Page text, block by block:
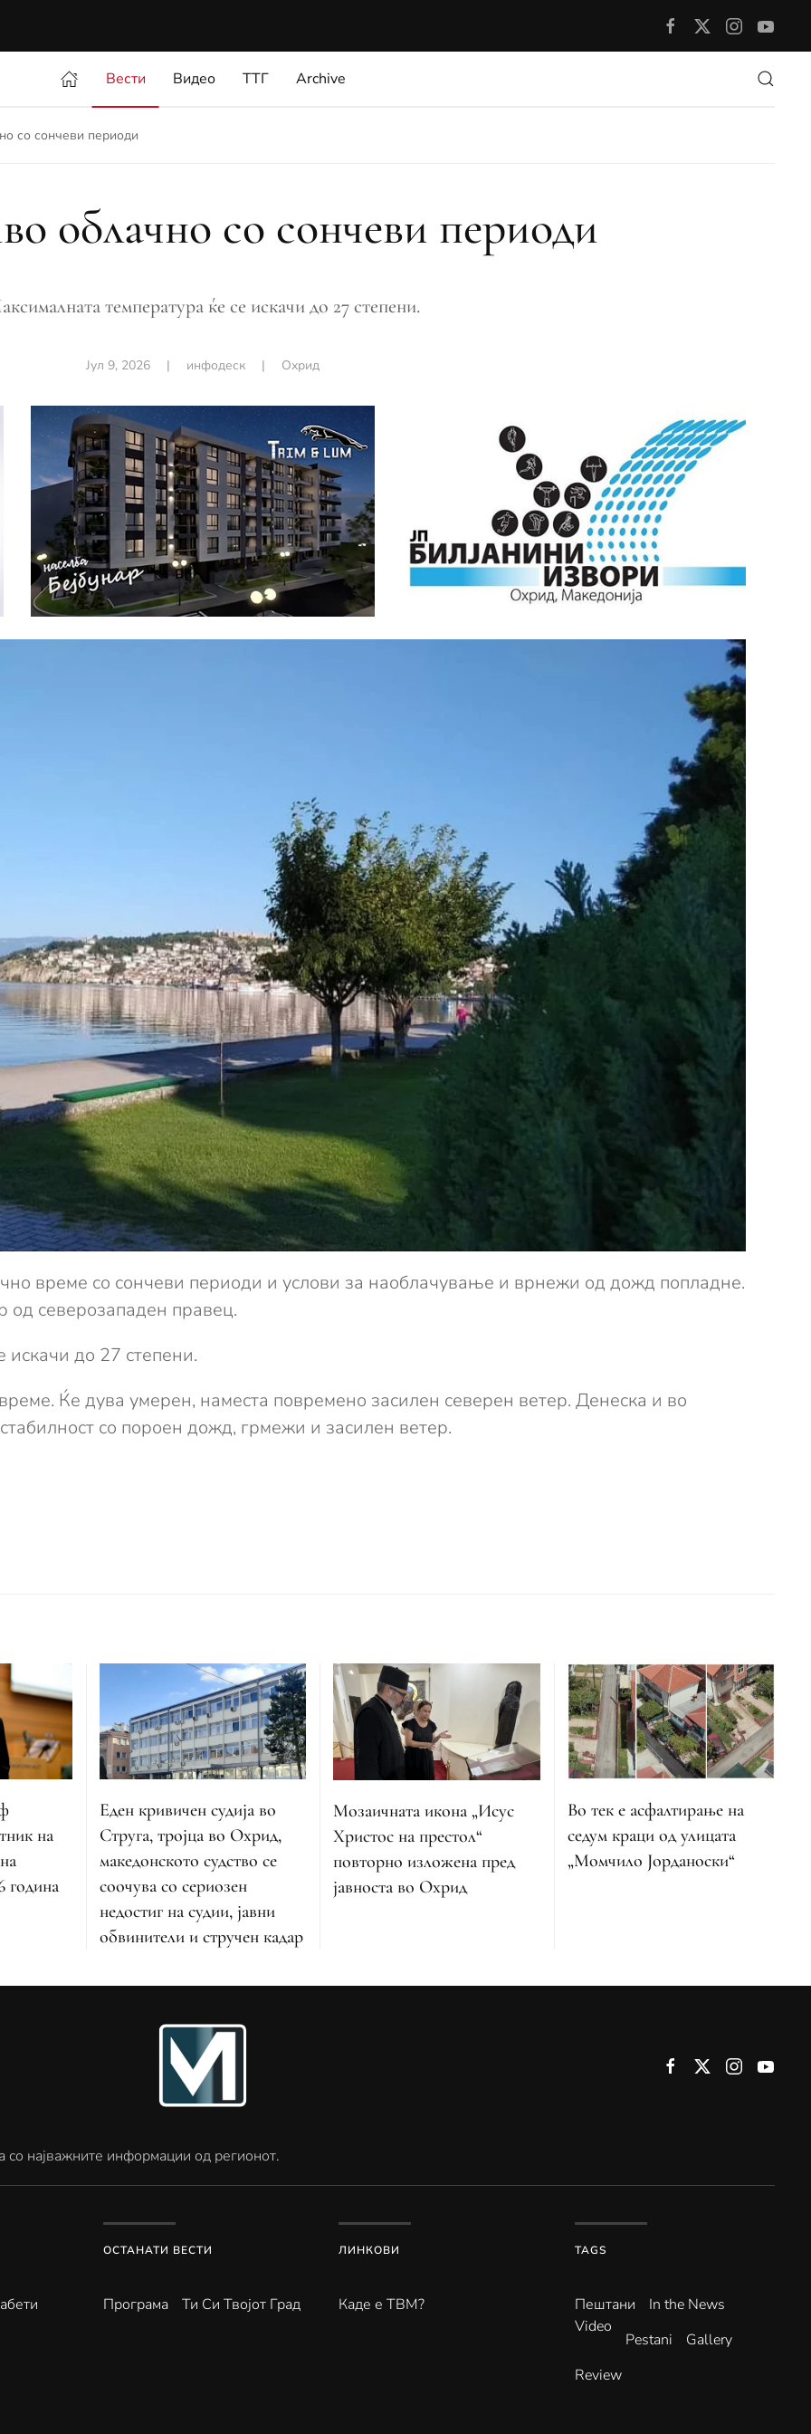
Вести Видео ТТГ Archive
со сончеви периоди
облачно со сончеви периоди
температура ќе се искачи до 27 степени.
Јул 9, 2026 | инфодеск | Охрид
време со сончеви периоди и услови за наоблачување и врнежи од дожд попладне.
од северозападен правец.
искачи до 27 степени.
Ќе дува умерен, наместа повремено засилен северен ветер. Денеска и во
со пороен дожд, грмежи и засилен ветер.
на
година
Еден кривичен судија во
Струга, тројца во Охрид,
македонското судство се
соочува со сериозен
недостиг на судии, јавни
обвинители и стручен кадар
Мозаичната икона „Исус
Христос на престол“
повторно изложена пред
јавноста во Охрид
Во тек е асфалтирање на
седум краци од улицата
„Момчило Јорданоски“
најважните информации од регионот.
ОСТАНАТИ ВЕСТИ
Програма Ти Си Твојот Град
ЛИНКОВИ
Каде е ТВМ?
TAGS
Пештани
In the News
Video
Pestani
Gallery
Review